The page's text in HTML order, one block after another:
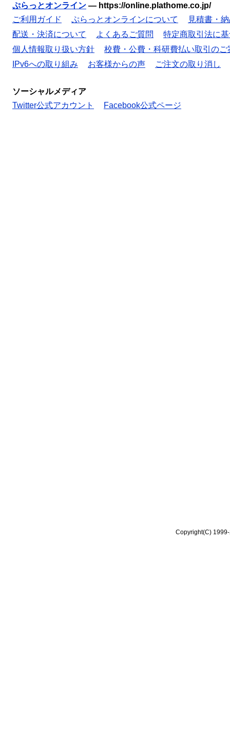
ぷらっとオンライン — https://online.plathome.co.jp/
ご利用ガイド
ぷらっとオンラインについて
見積書・
配送・決済について
よくあるご質問
特定商取引法に
個人情報取り扱い方針
校費・公費・科研費払い取引のご
IPv6への取り組み
お客様からの声 ご注文の取り消し
ソーシャルメディア
Twitter公式アカウント
Facebook公式ページ
Copyright(C)